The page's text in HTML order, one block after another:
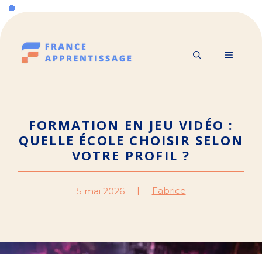
Aller
au
contenu
MENU
FORMATION EN JEU VIDÉO :
QUELLE ÉCOLE CHOISIR SELON
VOTRE PROFIL ?
5 mai 2026 Fabrice